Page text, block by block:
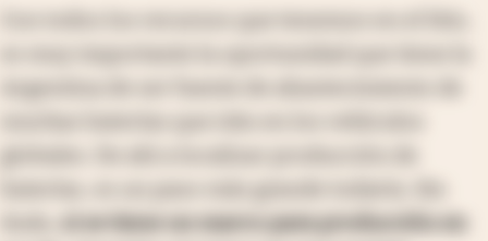
Argentina de ser fuente de abastecimiento de
si se tiene un marco para producción en